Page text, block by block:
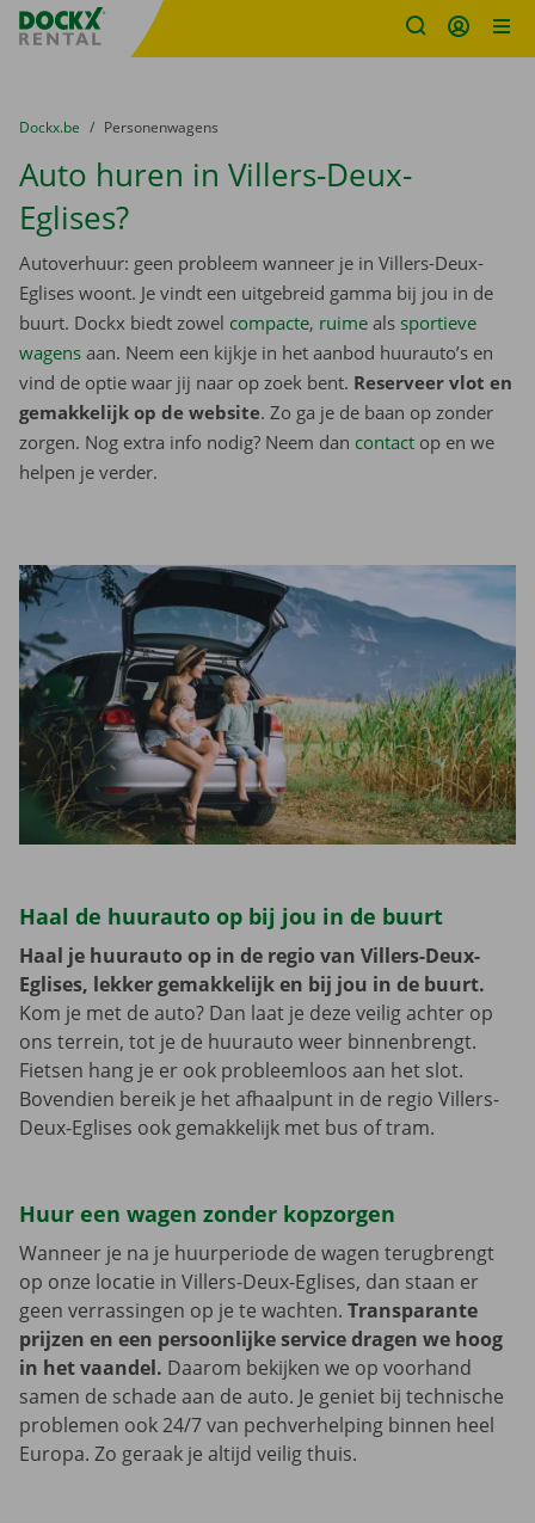
Fratello DEMO
U bevindt zich hier:
van
Dockx.be naar
Personenwagens
Auto huren in Villers-Deux-
Eglises?
Autoverhuur: geen probleem wanneer je in Villers-Deux-
Eglises woont. Je vindt een uitgebreid gamma bij jou in de
buurt. Dockx biedt zowel compacte, ruime als sportieve
wagens aan. Neem een kijkje in het aanbod huurauto’s en
vind de optie waar jij naar op zoek bent. Reserveer vlot en
gemakkelijk op de website. Zo ga je de baan op zonder
zorgen. Nog extra info nodig? Neem dan contact op en we
helpen je verder.
Haal de huurauto op bij jou in de buurt
Haal je huurauto op in de regio van Villers-Deux-
Eglises, lekker gemakkelijk en bij jou in de buurt.
Kom je met de auto? Dan laat je deze veilig achter op
ons terrein, tot je de huurauto weer binnenbrengt.
Fietsen hang je er ook probleemloos aan het slot.
Bovendien bereik je het afhaalpunt in de regio Villers-
Deux-Eglises ook gemakkelijk met bus of tram.
Huur een wagen zonder kopzorgen
Wanneer je na je huurperiode de wagen terugbrengt
op onze locatie in Villers-Deux-Eglises, dan staan er
geen verrassingen op je te wachten. Transparante
prijzen en een persoonlijke service dragen we hoog
in het vaandel. Daarom bekijken we op voorhand
samen de schade aan de auto. Je geniet bij technische
problemen ook 24/7 van pechverhelping binnen heel
Europa. Zo geraak je altijd veilig thuis.